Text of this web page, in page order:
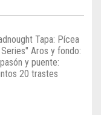
Tapa: Pícea
Aros y fondo:
y puente:
20 trastes